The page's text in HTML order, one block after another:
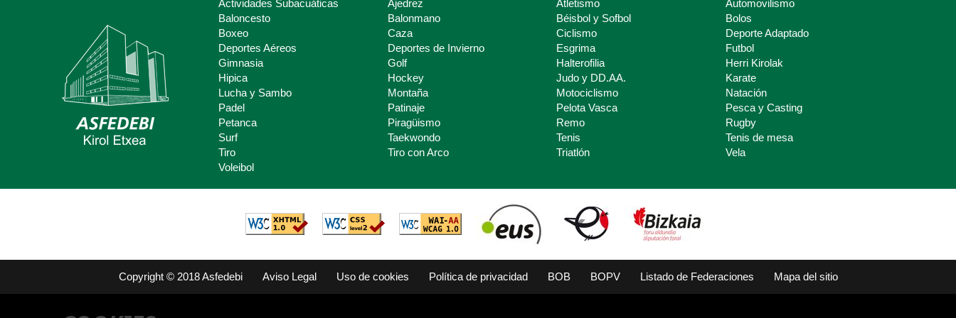
Deporte Escolar
Claves del deporte Escolar para
padres y madres.
Actividades Subacuáticas Ajedrez Atletismo
Automovilismo
Baloncesto
Balonmano Béisbol y Sofbol
Bolos
Boxeo
Caza Ciclismo
Deporte Adaptado
Deportes Aéreos
Deportes de Invierno Esgrima
Futbol
Gimnasia
Golf Halterofilia
Herri Kirolak
Hipica
Hockey Judo y DD.AA.
Karate
Lucha y Sambo
Montaña Motociclismo
Natación
Padel
Patinaje Pelota Vasca
Pesca y Casting
Petanca
Piragüismo Remo
Rugby
Surf
Taekwondo Tenis
Tenis de mesa
Tiro
Tiro con Arco Triatlón
Vela
Voleibol
Copyright © 2018 Asfedebi Aviso Legal Uso de cookies Política de privacidad BOB BOPV Listado de Federaciones Mapa del sitio